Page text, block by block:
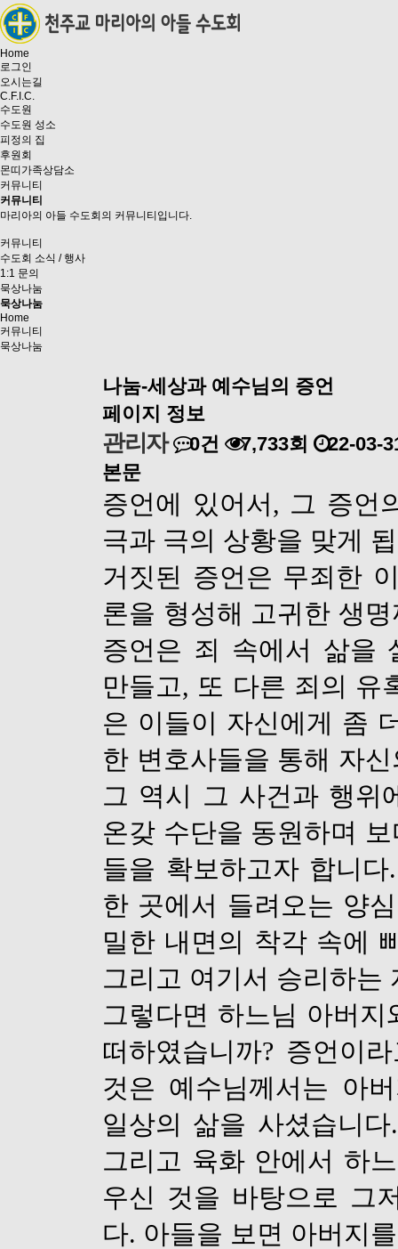
Home
로그인
오시는길
C.F.I.C.
수도원
수도원 성소
피정의 집
후원회
몬띠가족상담소
커뮤니티
커뮤니티
마리아의 아들 수도회의 커뮤니티입니다.
커뮤니티
수도회 소식 / 행사
1:1 문의
묵상나눔
묵상나눔
Home
커뮤니티
묵상나눔
나눔-세상과 예수님의 증언
페이지 정보
관리자 0건 7,733회
22-03-
본문
증언에 있어서, 그 증언
극과 극의 상황을 맞게
거짓된 증언은 무죄한
론을 형성해 고귀한 생
증언은 죄 속에서 삶을
만들고, 또 다른 죄의 유
은 이들이 자신에게 좀
한 변호사들을 통해 자
그 역시 그 사건과 행위
온갖 수단을 동원하며
들을 확보하고자 합니다
한 곳에서 들려오는 양
밀한 내면의 착각 속에
그리고 여기서 승리하는
그렇다면 하느님 아버
떠하였습니까? 증언이
것은 예수님께서는 아
일상의 삶을 사셨습니다
그리고 육화 안에서 하
우신 것을 바탕으로 그
다. 아들을 보면 아버지